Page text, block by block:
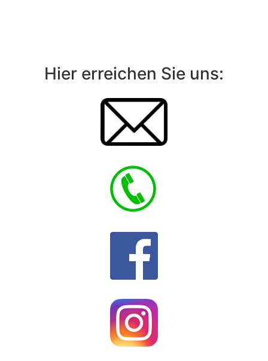
Hier erreichen Sie uns: